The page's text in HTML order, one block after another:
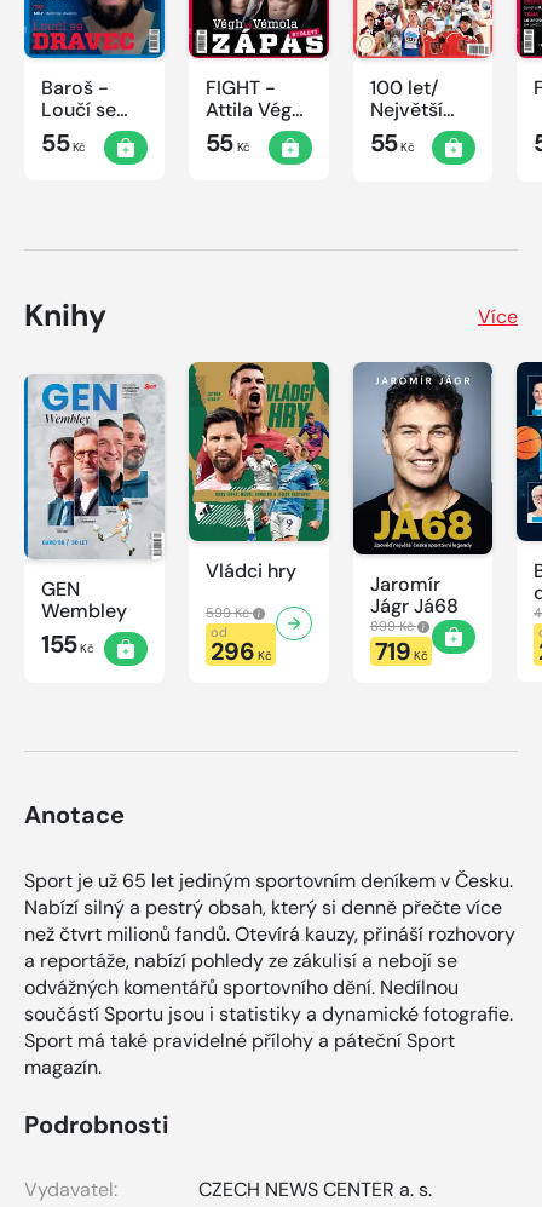
Baroš -
Loučí se
dravec
55Kč
FIGHT -
Attila Végh
vs. Karlos
Vémola
55Kč
100 let/
Největší
okamžiky
českého
55Kč
Knihy Více
GEN
Wembley
155Kč
Vládci hry
599 Kč
od
296 Kč
Jaromír
Jágr Já68
899 Kč
719 Kč
Anotace
Sport je už 65 let jediným sportovním deníkem v Česku.
Nabízí silný a pestrý obsah, který si denně přečte více
než čtvrt milionů fandů. Otevírá kauzy, přináší rozhovory
a reportáže, nabízí pohledy ze zákulisí a nebojí se
odvážných komentářů sportovního dění. Nedílnou
součástí Sportu jsou i statistiky a dynamické fotografie.
Sport má také pravidelné přílohy a páteční Sport
magazín.
Podrobnosti
Vydavatel:
CZECH NEWS CENTER a. s.